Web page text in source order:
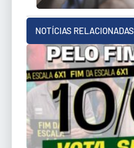
NOTÍCIAS RELACIONADAS